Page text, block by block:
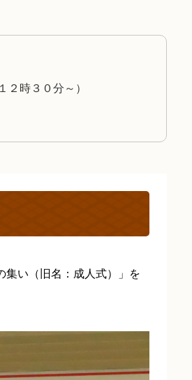
時３０分～）
集い（旧名：成人式）」を